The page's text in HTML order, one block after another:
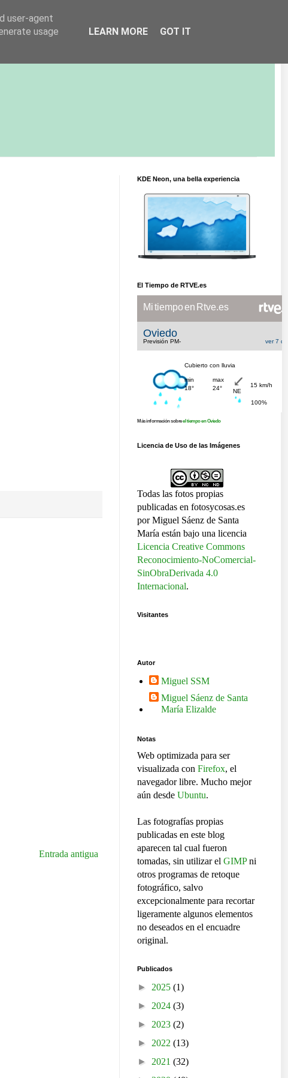
Entrada antigua
KDE Neon, una bella experiencia
El Tiempo de RTVE.es
Más información sobreel tiempo en Oviedo
Licencia de Uso de las Imágenes
Todas las fotos propias
publicadas en fotosycosas.es
por Miguel Sáenz de Santa
María están bajo una licencia
Licencia Creative Commons
Reconocimiento-NoComercial-
SinObraDerivada 4.0
Internacional.
Visitantes
Autor
Miguel SSM
Miguel Sáenz de Santa
María Elizalde
Notas
Web optimizada para ser
visualizada con Firefox, el
navegador libre. Mucho mejor
aún desde Ubuntu.
Las fotografías propias
publicadas en este blog
aparecen tal cual fueron
tomadas, sin utilizar el GIMPni
otros programas de retoque
fotográfico, salvo
excepcionalmente para recortar
ligeramente algunos elementos
no deseados en el encuadre
original.
Publicados
► 2025 (1)
► 2024 (3)
► 2023 (2)
► 2022 (13)
► 2021 (32)
user-agent
usage
LEARN MORE GOT IT